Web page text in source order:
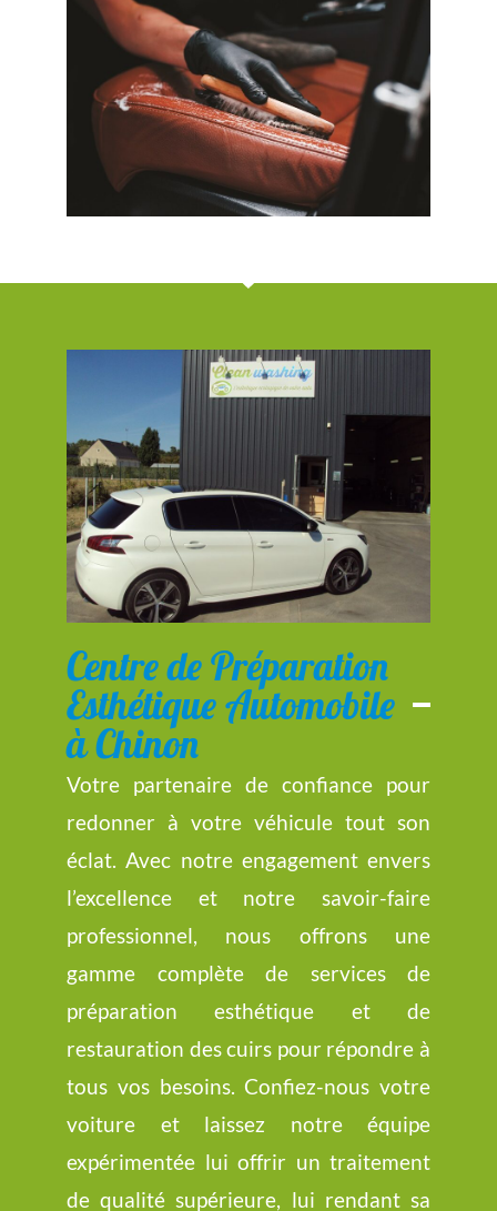
Centre de Préparation
Esthétique Automobile
à Chinon
Votre partenaire de confiance pour
redonner à votre véhicule tout son
éclat. Avec notre engagement envers
l’excellence et notre savoir-faire
professionnel, nous offrons une
gamme complète de services de
préparation esthétique et de
restauration des cuirs pour répondre à
tous vos besoins. Confiez-nous votre
voiture et laissez notre équipe
expérimentée lui offrir un traitement
de qualité supérieure, lui rendant sa